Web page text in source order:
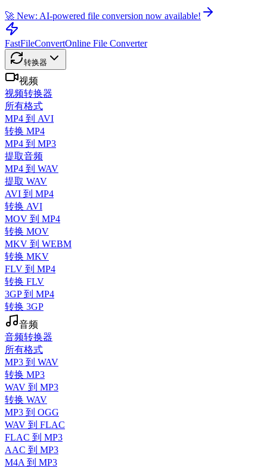
🚀 New: AI-powered file conversion now available!
FastFileConvertOnline File Converter
转换器
视频
视频转换器
所有格式
MP4 到 AVI
转换 MP4
MP4 到 MP3
提取音频
MP4 到 WAV
提取 WAV
AVI 到 MP4
转换 AVI
MOV 到 MP4
转换 MOV
MKV 到 WEBM
转换 MKV
FLV 到 MP4
转换 FLV
3GP 到 MP4
转换 3GP
音频
音频转换器
所有格式
MP3 到 WAV
转换 MP3
WAV 到 MP3
转换 WAV
MP3 到 OGG
WAV 到 FLAC
FLAC 到 MP3
AAC 到 MP3
M4A 到 MP3